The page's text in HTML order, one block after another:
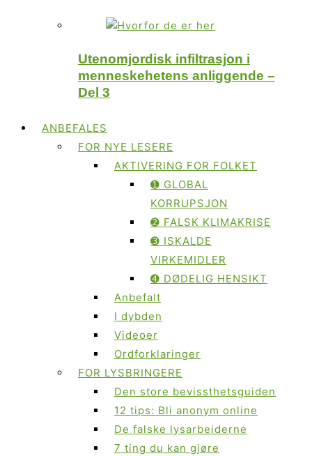
Utenomjordisk infiltrasjon i
menneskehetens anliggende –
Del 3
ANBEFALES
FOR NYE LESERE
AKTIVERING FOR FOLKET
➊ GLOBAL
KORRUPSJON
➋ FALSK KLIMAKRISE
➌ ISKALDE
VIRKEMIDLER
➍ DØDELIG HENSIKT
Anbefalt
I dybden
Videoer
Ordforklaringer
FOR LYSBRINGERE
Den store bevissthetsguiden
12 tips: Bli anonym online
De falske lysarbeiderne
7 ting du kan gjøre